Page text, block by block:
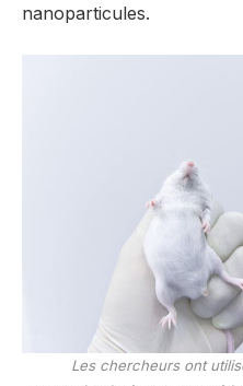
nanoparticules.
Les chercheurs ont